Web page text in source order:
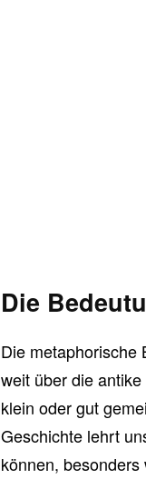
Die
Die metaphorische
weit über die
klein oder gut
Geschichte lehrt
können,